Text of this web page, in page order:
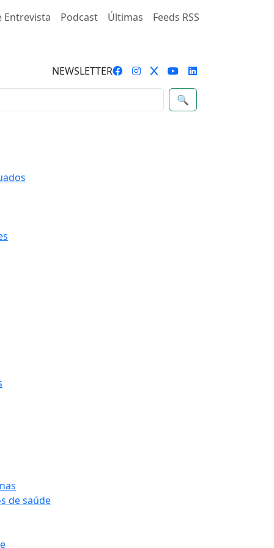
Entrevista Podcast Últimas Feeds RSS
NEWSLETTER
🔍
de saúde